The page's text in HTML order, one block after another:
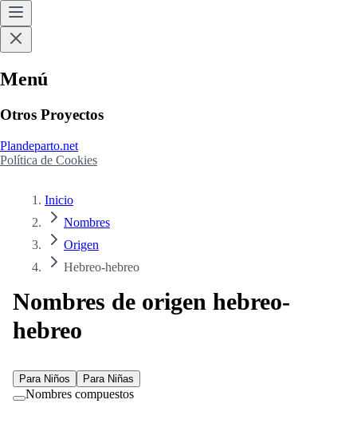
Menú
Otros Proyectos
Plandeparto.net
Política de Cookies
Inicio
Nombres
Origen
Hebreo-hebreo
Nombres de origen hebreo-
hebreo
Para Niños Para Niñas
Nombres compuestos